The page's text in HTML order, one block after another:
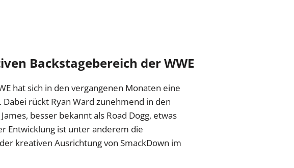
Backstagebereich der WWE
hat sich in den vergangenen Monaten eine
rückt Ryan Ward zunehmend in den
besser bekannt als Road Dogg, etwas
Entwicklung ist unter anderem die
kreativen Ausrichtung von SmackDown im